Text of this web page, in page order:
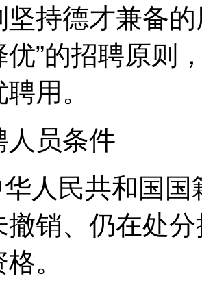
坚持德才兼备
优”的招聘原则
用。
人员条件
人民共和国
撤销、仍在处
。